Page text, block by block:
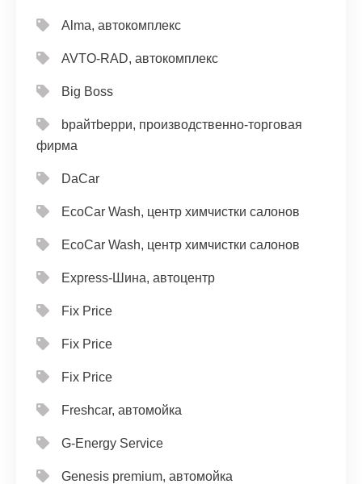
Alma, автокомплекс
AVTO-RAD, автокомплекс
Big Boss
bрайтbерри, производственно-торговая
фирма
DaCar
EcoCar Wash, центр химчистки салонов
EcoCar Wash, центр химчистки салонов
Express-Шина, автоцентр
Fix Price
Fix Price
Fix Price
Freshcar, автомойка
G-Energy Service
Genesis premium, автомойка